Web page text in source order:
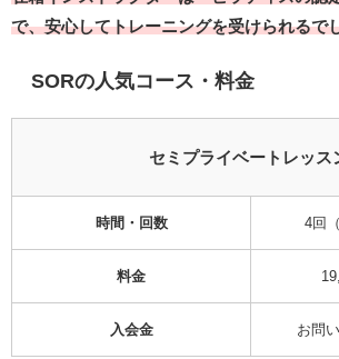
で、安心してトレーニングを受けられるで
SORの人気コース・料金
セミプライベートレッス
時間・回数 4回
料金
入会金 お問